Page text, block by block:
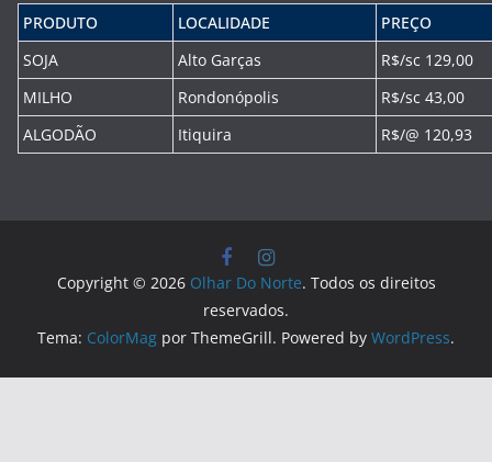
PRODUTO LOCALIDADE
PREÇO
SOJA
Alto Garças
R$/sc 129,00
MILHO
Rondonópolis
R$/sc 43,00
ALGODÃO
Itiquira R$/@ 120,93
Copyright © 2026 Olhar Do Norte. Todos os direitos
reservados.
Tema: ColorMag por ThemeGrill. Powered by WordPress.